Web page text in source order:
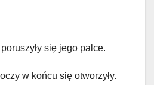
się jego palce.
w końcu się otworzyły.